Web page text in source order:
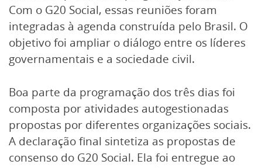
Com o G20 Social, essas reuniões foram
integradas à agenda construída pelo Brasil. O
objetivo foi ampliar o diálogo entre os líderes
governamentais e a sociedade civil.
Boa parte da programação dos três dias foi
composta por atividades autogestionadas
propostas por diferentes organizações sociais.
A declaração final sintetiza as propostas de
consenso do G20 Social. Ela foi entregue ao